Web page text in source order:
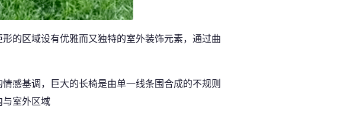
的区域设有优雅而又独特的室外装饰元素，通过曲
感基调，巨大的长椅是由单一线条围合成的不规则
室外区域